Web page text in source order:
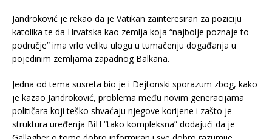
Jandroković je rekao da je Vatikan zainteresiran za poziciju
katolika te da Hrvatska kao zemlja koja “najbolje poznaje to
područje” ima vrlo veliku ulogu u tumačenju događanja u
pojedinim zemljama zapadnog Balkana.
Jedna od tema susreta bio je i Dejtonski sporazum zbog, kako
je kazao Jandroković, problema među novim generacijama
političara koji teško shvaćaju njegove korijene i zašto je
struktura uređenja BiH “tako kompleksna” dodajući da je